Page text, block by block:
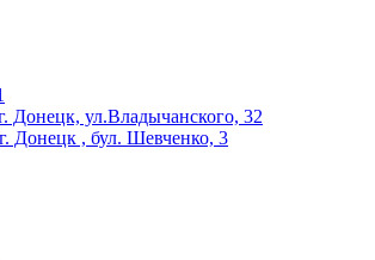
Донецк, ул.Владычанского, 32
г. Донецк , бул. Шевченко, 3